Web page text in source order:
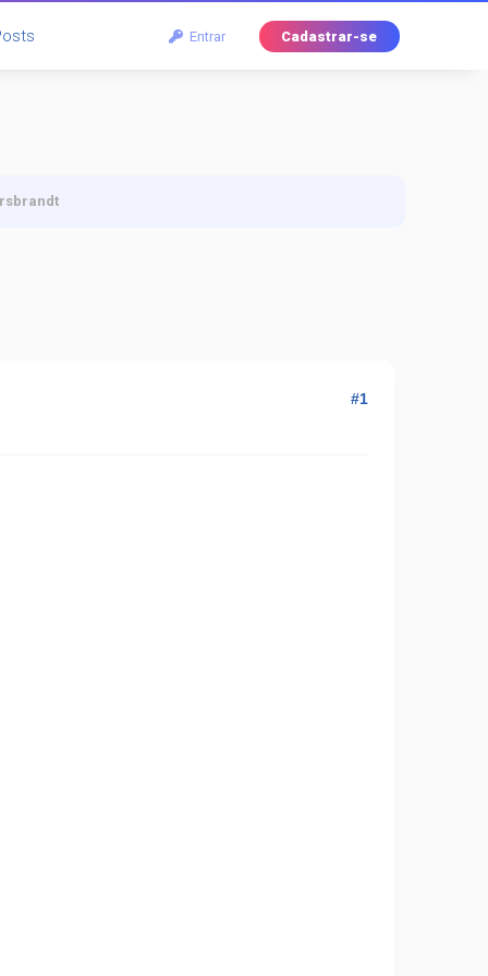
Entrar Cadastrar-se
#1